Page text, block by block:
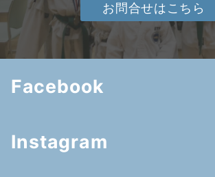
お問合せはこちら
Facebook
Instagram